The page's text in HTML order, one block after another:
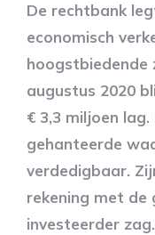
De rechtbank
economisch
hoogstbiedende
augustus 2020
€ 3,3 miljoen
gehanteerde
verdedigbaar.
rekening met de
investeerder